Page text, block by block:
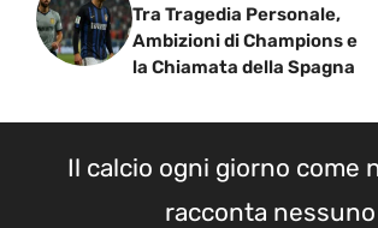
Tra Tragedia Personale,
Ambizioni di Champions e
la Chiamata della Spagna
Il calcio ogni giorno come
racconta nessuno